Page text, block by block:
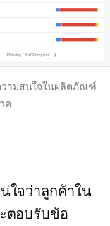
วามสนใจในผลิตภัณฑ์
ค
ใจว่าลูกค้าใน
ตอบรับข้อ